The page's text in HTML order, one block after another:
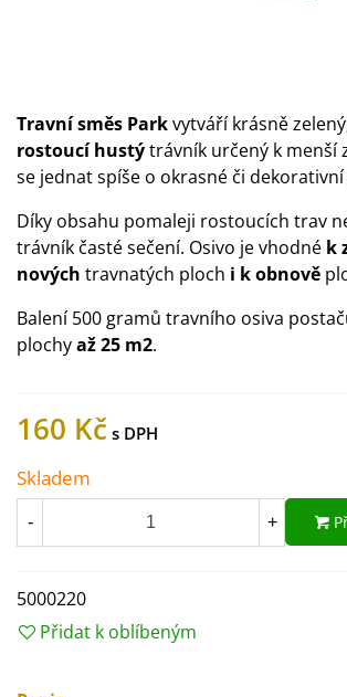
Travní směs Parkvytváří krásně
rostoucí hustýtrávník určený k menší
se jednat spíše o okrasné či
Díky obsahu pomaleji rostoucích trav
trávník časté sečení. Osivo je vhodné k
nových travnatých ploch i k obnově
Balení 500 gramů travního osiva
plochyaž 25 m2.
160 Kč
Skladem
- +
5000220
Přidat k oblíbeným